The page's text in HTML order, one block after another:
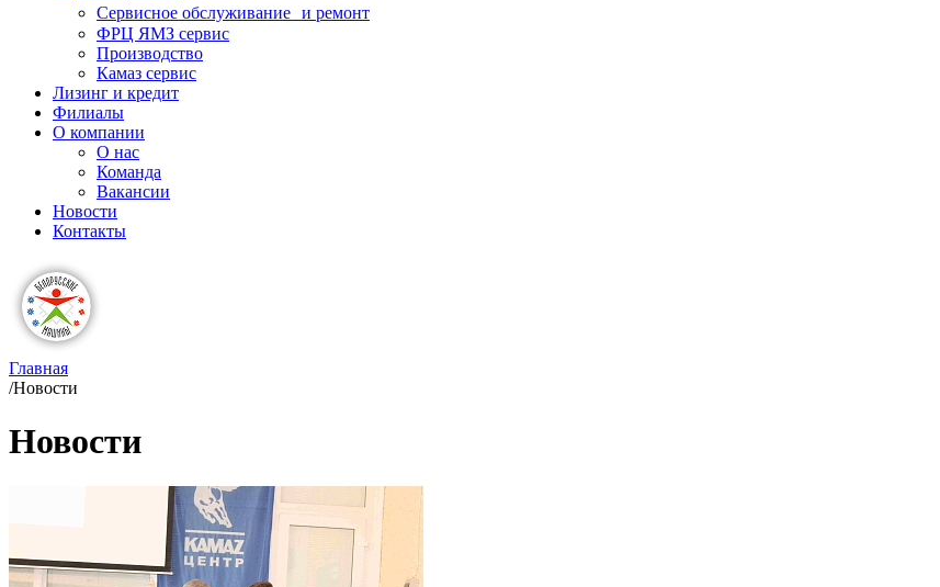
Сервисное обслуживание и ремонт
ФРЦ ЯМЗ сервис
Производство
Камаз сервис
Лизинг и кредит
Филиалы
О компании
О нас
Команда
Вакансии
Новости
Контакты
Главная
/Новости
Новости